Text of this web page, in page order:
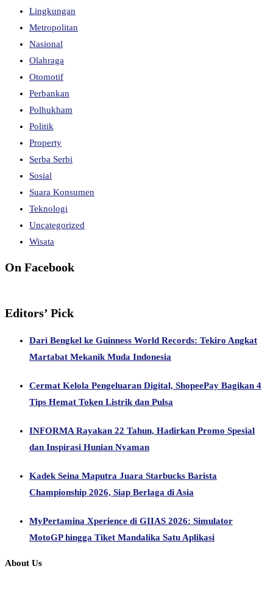
Lingkungan
Metropolitan
Nasional
Olahraga
Otomotif
Perbankan
Polhukham
Politik
Property
Serba Serbi
Sosial
Suara Konsumen
Teknologi
Uncategorized
Wisata
On Facebook
Editors’ Pick
Dari Bengkel ke Guinness World Records: Tekiro Angkat
Martabat Mekanik Muda Indonesia
Cermat Kelola Pengeluaran Digital, ShopeePay Bagikan 4
Tips Hemat Token Listrik dan Pulsa
INFORMA Rayakan 22 Tahun, Hadirkan Promo Spesial
dan Inspirasi Hunian Nyaman
Kadek Seina Maputra Juara Starbucks Barista
Championship 2026, Siap Berlaga di Asia
MyPertamina Xperience di GIIAS 2026: Simulator
MotoGP hingga Tiket Mandalika Satu Aplikasi
About Us